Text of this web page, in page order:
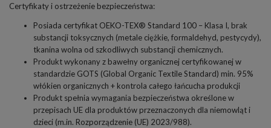
Certyfikaty i ostrzeżenie bezpieczeństwa:
Posiada certyfikat OEKO-TEX® Standard 100 – Klasa I, brak
substancji toksycznych (metale ciężkie, formaldehyd, pestycydy),
tkanina wolna od szkodliwych substancji chemicznych.
Produkt wykonany z bawełny organicznej certyfikowanej w
standardzie GOTS (Global Organic Textile Standard) min. 95%
włókien organicznych + kontrola całego łańcucha produkcji
Produkt spełnia wymagania bezpieczeństwa określone w
przepisach UE dla produktów przeznaczonych dla niemowląt i
dzieci (m.in. Rozporządzenie (UE) 2023/988).